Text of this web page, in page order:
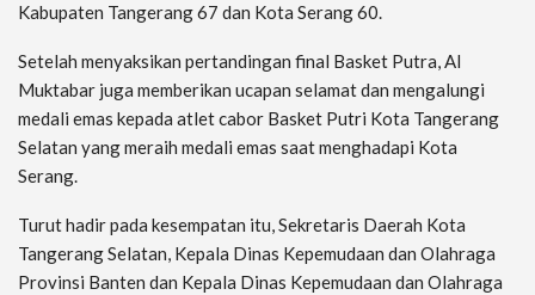
Kabupaten Tangerang 67 dan Kota Serang 60.
Setelah menyaksikan pertandingan final Basket Putra, Al
Muktabar juga memberikan ucapan selamat dan mengalungi
medali emas kepada atlet cabor Basket Putri Kota Tangerang
Selatan yang meraih medali emas saat menghadapi Kota
Serang.
Turut hadir pada kesempatan itu, Sekretaris Daerah Kota
Tangerang Selatan, Kepala Dinas Kepemudaan dan Olahraga
Provinsi Banten dan Kepala Dinas Kepemudaan dan Olahraga